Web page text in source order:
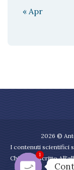
« Apr
2026 ©
I contenuti scientifici
Chirurgo iscritto
1